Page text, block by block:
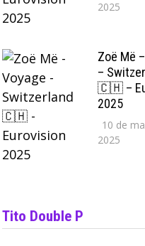
2025
Zoë Më
–
🇨🇭 –
2025
10 de
2025
Tito Double P